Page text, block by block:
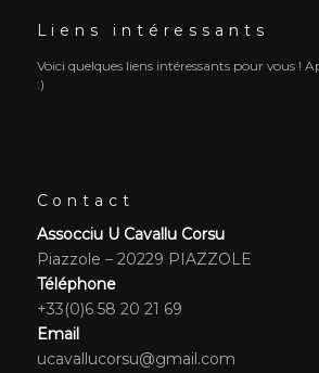
Liens intéressants
Voici quelques liens intéressants pour vous !
:)
Contact
Assocciu U Cavallu Corsu
Piazzole – 20229 PIAZZOLE
Téléphone
+33(0)6 58 20 21 69
Email
ucavallucorsu@gmail.com